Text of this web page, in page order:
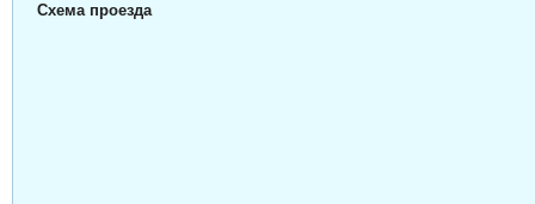
Схема проезда